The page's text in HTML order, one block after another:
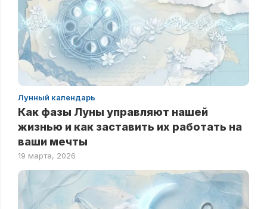
Лунный календарь
Как фазы Луны управляют нашей
жизнью и как заставить их работать на
ваши мечты
19 марта, 2026